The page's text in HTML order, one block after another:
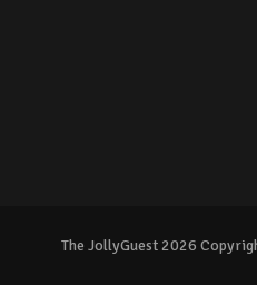
The JollyGuest 2026